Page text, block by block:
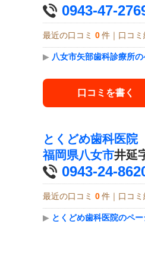
0943-47-
最近の口コミ 0 件｜口コミ
▶ 八女市矢部歯科診療所
口コミを書く
とくどめ歯科医院
福岡県八女市井延
0943-24-
最近の口コミ 0 件｜口コミ
▶ とくどめ歯科医院のペ